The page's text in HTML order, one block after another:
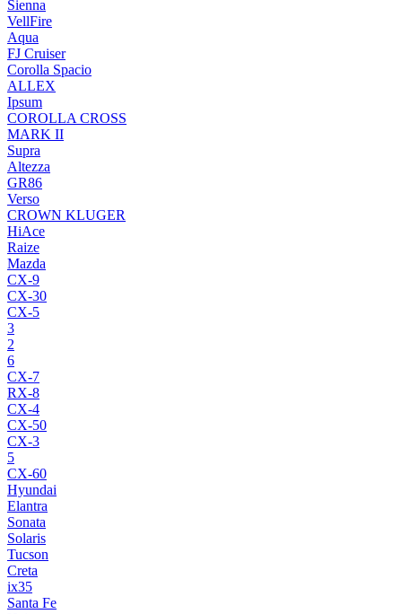
Sienna
VellFire
Aqua
FJ Cruiser
Corolla Spacio
ALLEX
Ipsum
COROLLA CROSS
MARK II
Supra
Altezza
GR86
Verso
CROWN KLUGER
HiAce
Raize
Mazda
CX-9
CX-30
CX-5
3
2
6
CX-7
RX-8
CX-4
CX-50
CX-3
5
CX-60
Hyundai
Elantra
Sonata
Solaris
Tucson
Creta
ix35
Santa Fe